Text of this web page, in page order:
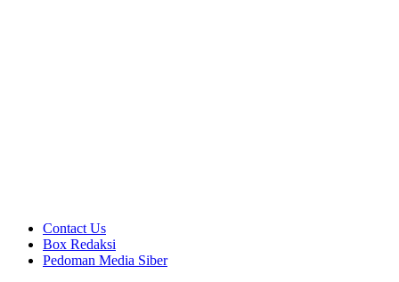
Contact Us
Box Redaksi
Pedoman Media Siber